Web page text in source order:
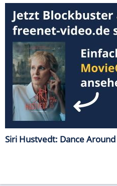
Siri Hustvedt: Dance